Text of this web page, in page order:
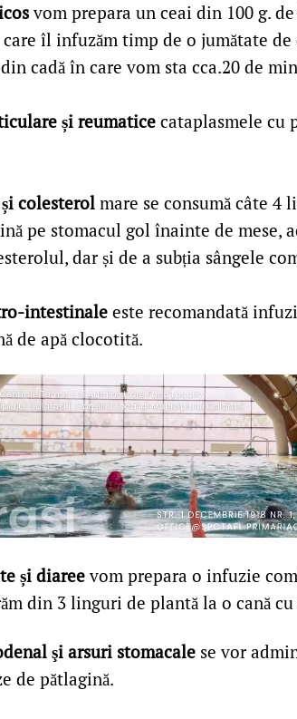
vom prepara un ceai din 100 g.
îl infuzăm timp de o jumătate de
cadă în care vom sta cca.20 de
și reumaticecataplasmele cu
colesterolmare se consumă câte
pe stomacul gol înainte de mese,
dar și de a subția sângele
intestinale este recomandată
de apă clocotită.
și diareevom prepara o infuzie
din 3 linguri de plantă la o cană cu
şi arsuri stomacale se vor
de pătlagină.